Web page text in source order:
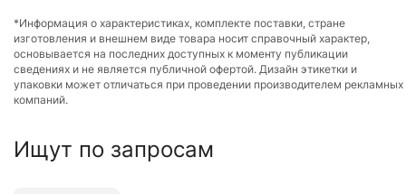
*Информация о характеристиках, комплекте поставки, стране
изготовления и внешнем виде товара носит справочный характер,
основывается на последних доступных к моменту публикации
сведениях и не является публичной офертой. Дизайн этикетки и
упаковки может отличаться при проведении производителем рекламных
компаний.
Ищут по запросам